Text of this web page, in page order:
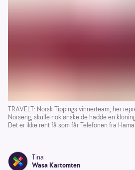
TRAVELT: Norsk Tippings vinnerteam, her
Norseng, skulle nok ønske de hadde en
Det er ikke rent få som får Telefonen fra
Tina
Wasa Kartomten